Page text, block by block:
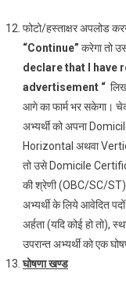
फोटो/हस्ताक्षर अपलोड
“Continue” करेगा तो
declare that I have
advertisement “
आगे का फार्म भर सकेगा।
अभ्यर्थी को अपना
Horizontal अथवा
तो उसे Domicile
की श्रेणी (OBC/SC/ST)
अभ्‍यर्थी के लिये आवेदित
अर्हता (यदि कोई हो तो),
उपरान्‍त अभ्‍यर्थी को एक
घोषणा खण्‍ड